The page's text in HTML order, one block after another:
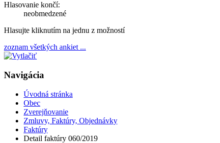
Hlasovanie končí:
neobmedzené
Hlasujte kliknutím na jednu z možností
zoznam všetkých ankiet ...
Navigácia
Úvodná stránka
Obec
Zverejňovanie
Zmluvy, Faktúry, Objednávky
Faktúry
Detail faktúry 060/2019